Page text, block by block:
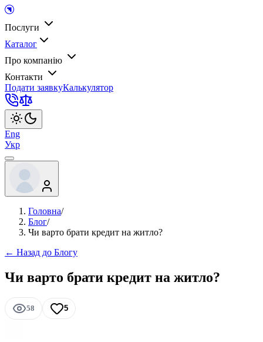
Послуги
Каталог
Про компанію
Контакти
Подати заявкуКалькулятор
Eng
Укр
Головна/
Блог/
Чи варто брати кредит на житло?
← Назад до Блогу
Чи варто брати кредит на житло?
58 5